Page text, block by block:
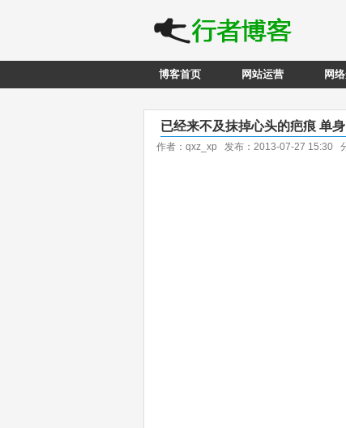
博客首页 网站运营 网
已经来不及抹掉心头的疤痕 单
作者：qxz_xp 发布：2013-07-27 15:30